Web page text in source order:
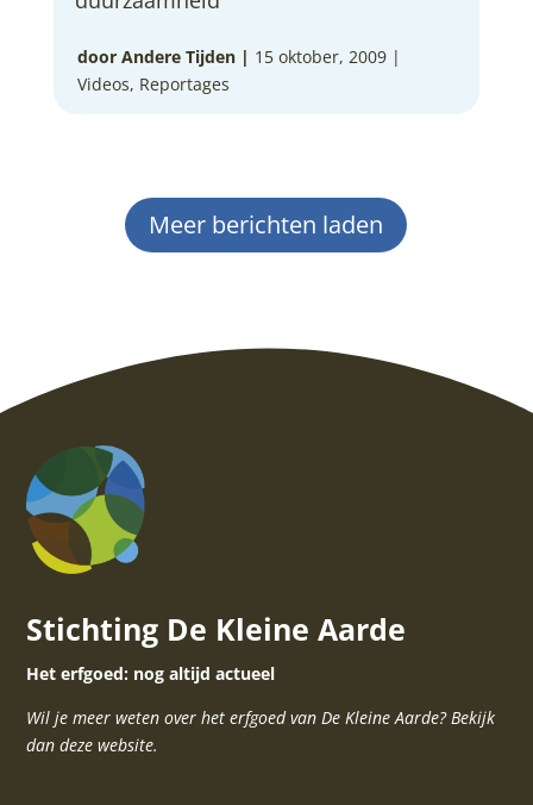
door Andere Tijden| 15 oktober, 2009 |
Videos, Reportages
Meer berichten laden
Stichting De Kleine Aarde
Het erfgoed: nog altijd actueel
Wil je meer weten over het erfgoed van De Kleine Aarde? Bekijk
dan deze website.